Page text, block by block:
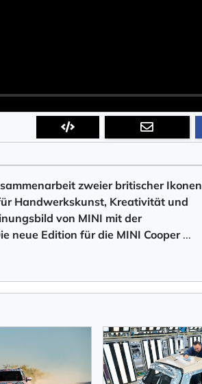
zweier britischer Ikonen
Handwerkskunst, Kreativität und
von MINI mit der
neue Edition für die MINI Cooper ...